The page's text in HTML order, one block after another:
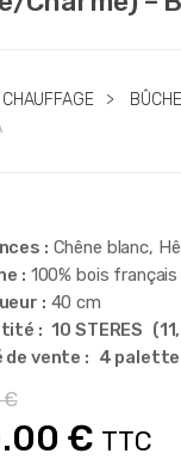
>
: Chêne blanc,
: 100% bois français
: 40 cm
: 10 STERES
de vente : 4
€
€Le
TTC